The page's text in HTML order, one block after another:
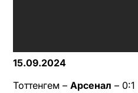
15.09.2024
Тоттенгем – Арсенал – 0:1